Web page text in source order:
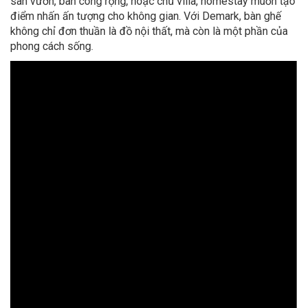
điểm nhấn ấn tượng cho không gian. Với Demark, bàn ghế
không chỉ đơn thuần là đồ nội thất, mà còn là một phần của
phong cách sống.